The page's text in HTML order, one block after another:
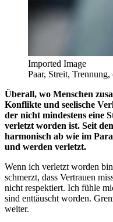
Imported Image
Paar, Streit,
Überall, wo Menschen
Konflikte und seelische
der nicht mindestens eine
verletzt worden ist. Seit
harmonisch ab wie im
und werden verletzt.
Wenn ich verletzt worden
schmerzt, dass Vertrauen
nicht respektiert. Ich fühle
sind enttäuscht worden.
weiter.